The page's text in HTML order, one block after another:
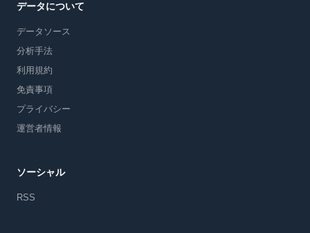
データについて
データソース
分析手法
利用規約
免責事項
プライバシー
運営者情報
ソーシャル
RSS